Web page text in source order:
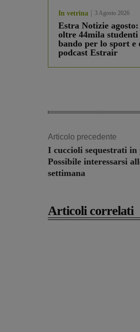
In vetrina 3 Agosto 2026
Estra Notizie
oltre 44mila
bando per lo sport e
podcast Estrair
Articolo precedente
I cuccioli sequestrati in
Possibile interessarsi
settimana
Articoli correlati